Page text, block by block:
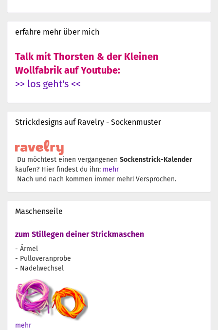
erfahre mehr über mich
Talk mit Thorsten & der Kleinen
Wollfabrik auf Youtube:
>> los geht's <<
Strickdesigns auf Ravelry - Sockenmuster
Du möchtest einen vergangenen Sockenstrick-Kalender
kaufen? Hier findest du ihn: mehr
Nach und nach kommen immer mehr! Versprochen.
Maschenseile
zum Stillegen deiner Strickmaschen
- Ärmel
- Pulloveranprobe
- Nadelwechsel
mehr